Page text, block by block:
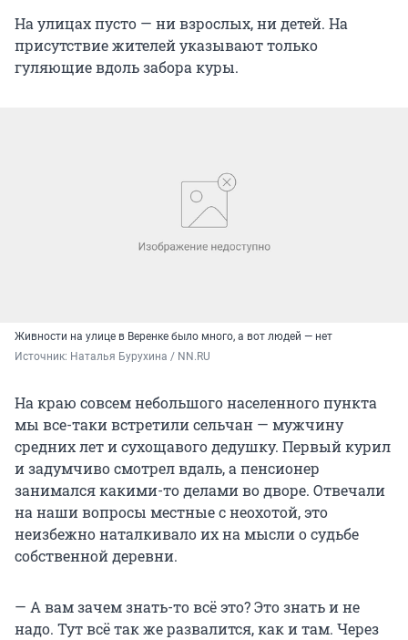
На улицах пусто — ни взрослых, ни детей. На
присутствие жителей указывают только
гуляющие вдоль забора куры.
Живности на улице в Веренке было много, а вот людей — нет
Источник: Наталья Бурухина / NN.RU
На краю совсем небольшого населенного пункта
мы все-таки встретили сельчан — мужчину
средних лет и сухощавого дедушку. Первый курил
и задумчиво смотрел вдаль, а пенсионер
занимался какими-то делами во дворе. Отвечали
на наши вопросы местные с неохотой, это
неизбежно наталкивало их на мысли о судьбе
собственной деревни.
— А вам зачем знать-то всё это? Это знать и не
надо. Тут всё так же развалится, как и там. Через